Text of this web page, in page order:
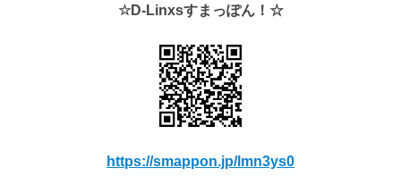
☆D-Linxsすまっぽん！☆
https://smappon.jp/lmn3ys0